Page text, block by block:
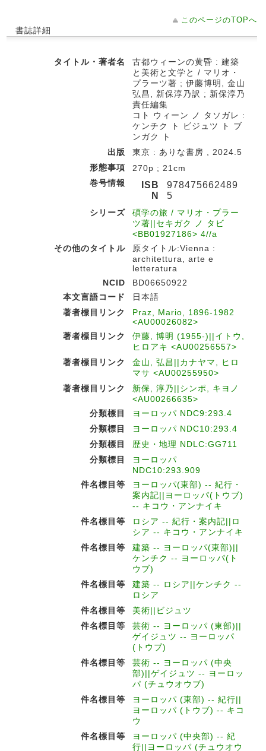
このページのTOPへ
書誌詳細
タイトル・著者名
古都ウィーンの黄昏 : 建築
と美術と文学と / マリオ・
プラーツ著 ; 伊藤博明, 金山
弘昌, 新保淳乃訳 ; 新保淳乃
責任編集
コト ウィーン ノ タソガレ :
ケンチク ト ビジュツ ト ブ
ンガク ト
出版
東京 : ありな書房 , 2024.5
形態事項
270p ; 21cm
巻号情報
ISB
N
978475662489
5
シリーズ
碩学の旅 / マリオ・プラー
ツ著||セキガク ノ タビ
<BB01927186> 4//a
その他のタイトル
原タイトル:Vienna :
architettura, arte e
letteratura
NCID
BD06650922
本文言語コード
日本語
著者標目リンク
Praz, Mario, 1896-1982
<AU00026082>
著者標目リンク
伊藤, 博明 (1955-)||イトウ,
ヒロアキ <AU00256557>
著者標目リンク
金山, 弘昌||カナヤマ, ヒロ
マサ <AU00255950>
著者標目リンク
新保, 淳乃||シンポ, キヨノ
<AU00266635>
分類標目
ヨーロッパ NDC9:293.4
分類標目
ヨーロッパ NDC10:293.4
分類標目
歴史・地理 NDLC:GG711
分類標目
ヨーロッパ
NDC10:293.909
件名標目等
ヨーロッパ(東部) -- 紀行・
案内記||ヨーロッパ(トウブ)
-- キコウ・アンナイキ
件名標目等
ロシア -- 紀行・案内記||ロ
シア -- キコウ・アンナイキ
件名標目等
建築 -- ヨーロッパ(東部)||
ケンチク -- ヨーロッパ(ト
ウブ)
件名標目等
建築 -- ロシア||ケンチク --
ロシア
件名標目等
美術||ビジュツ
件名標目等
芸術 -- ヨーロッパ (東部)||
ゲイジュツ -- ヨーロッパ
(トウブ)
件名標目等
芸術 -- ヨーロッパ (中央
部)||ゲイジュツ -- ヨーロッ
パ (チュウオウブ)
件名標目等
ヨーロッパ (東部) -- 紀行||
ヨーロッパ (トウブ) -- キコ
ウ
件名標目等
ヨーロッパ (中央部) -- 紀
行||ヨーロッパ (チュウオウ